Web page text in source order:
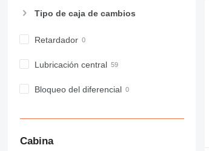
Tipo de caja de cambios
Retardador
Lubricación central
Bloqueo del diferencial
Cabina